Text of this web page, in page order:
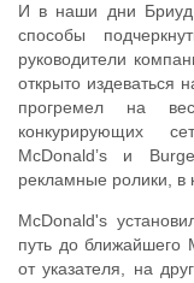
И в наши дни Бриуд
способы
руководители
открыто издеваться
прогремел на
конкурирующих
McDonaldʼs и
рекламные ролики, в
McDonald's
путь до ближайшего
от указателя, на